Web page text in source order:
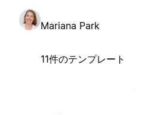
Mariana Park
11件のテンプレート